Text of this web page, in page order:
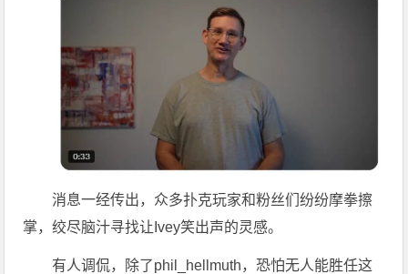
消息一经传出，众多扑克玩家和粉丝们纷纷摩拳擦
掌，绞尽脑汁寻找让Ivey笑出声的灵感。
有人调侃，除了phil_hellmuth，恐怕无人能胜任这